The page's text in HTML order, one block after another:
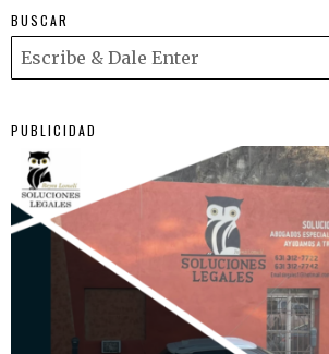
BUSCAR
PUBLICIDAD